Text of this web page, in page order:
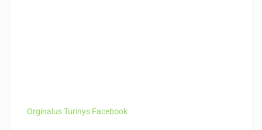
Orginalus Turinys Facebook